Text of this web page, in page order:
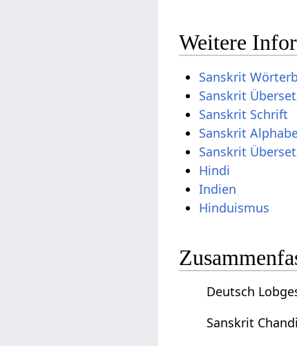
Weitere
Sanskrit
Sanskrit
Sanskrit Schrift
Sanskrit
Sanskrit
Hindi
Indien
Hinduismus
Deutsch
Sanskrit